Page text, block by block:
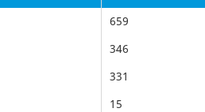
659
346
331
15